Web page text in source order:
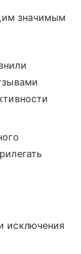
значимым
исключения